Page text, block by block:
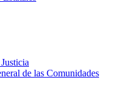
de las Comunidades